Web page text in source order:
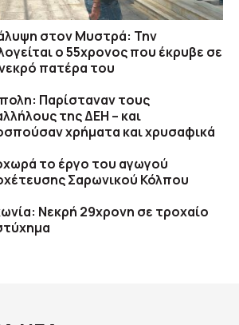
στον Μυστρά: Την
ο 55χρονος που έκρυβε σε
πατέρα του
Παρίσταναν τους
της ΔΕΗ – και
χρήματα και χρυσαφικά
το έργο του αγωγού
Σαρωνικού Κόλπου
Νεκρή 29χρονη σε τροχαίο